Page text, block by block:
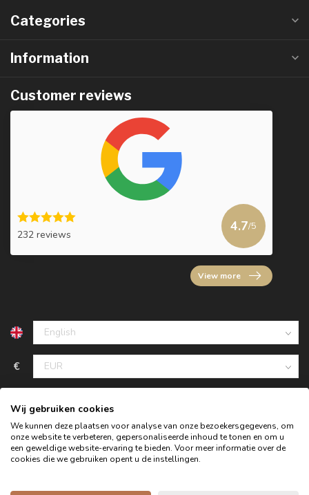
Categories
Information
Customer reviews
232 reviews
4.7/5
View more
€
Wij gebruiken cookies
We kunnen deze plaatsen voor analyse van onze bezoekersgegevens, om
onze website te verbeteren, gepersonaliseerde inhoud te tonen en om u
een geweldige website-ervaring te bieden. Voor meer informatie over de
cookies die we gebruiken opent u de instellingen.